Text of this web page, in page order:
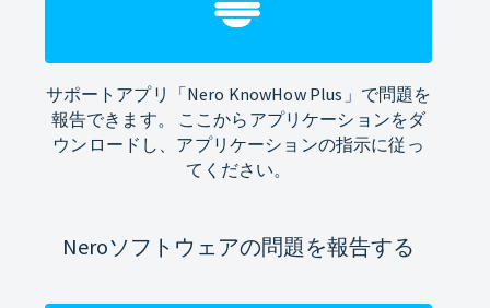
サポートアプリ「Nero KnowHow Plus」で問題を
報告できます。 ここからアプリケーションをダ
ウンロードし、アプリケーションの指示に従っ
てください。
Neroソフトウェアの問題を報告する